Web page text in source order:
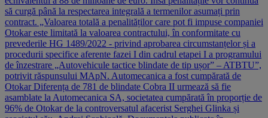
să curgă până la respectarea integrală a termenilor asumați prin
contract. „Valoarea totală a penalităților care pot fi impuse companiei
Otokar este limitată la valoarea contractului, în conformitate cu
prevederile HG 1489/2022 - privind aprobarea circumstanțelor și a
procedurii specifice aferente fazei I din cadrul etapei I a programului
de înzestrare „Autovehicule tactice blindate de tip ușor” – ATBTU”,
potrivit răspunsului MApN. Automecanica a fost cumpărată de
Otokar Diferența de 781 de blindate Cobra II urmează să fie
asamblate la Automecanica SA, societatea cumpărată în proporție de
96% de Otokar de la controversatul afacerist Serghei Glinka și